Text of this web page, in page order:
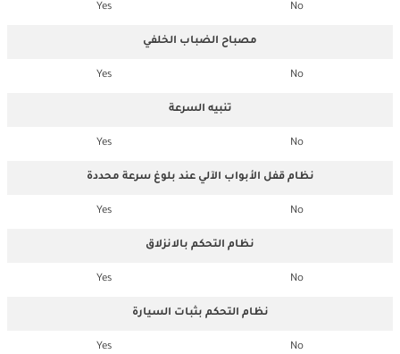
No
Yes
مصباح الضباب الخلفي
No
Yes
تنبيه السرعة
No
Yes
نظام قفل الأبواب الآلي عند بلوغ سرعة محددة
No
Yes
نظام التحكم بالانزلاق
No
Yes
نظام التحكم بثبات السيارة
No
Yes